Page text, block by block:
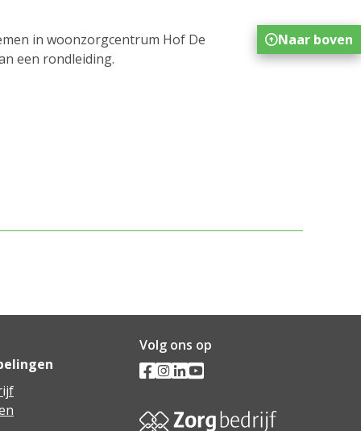
in woonzorgcentrum Hof De
een rondleiding.
Volg ons op
Naar boven